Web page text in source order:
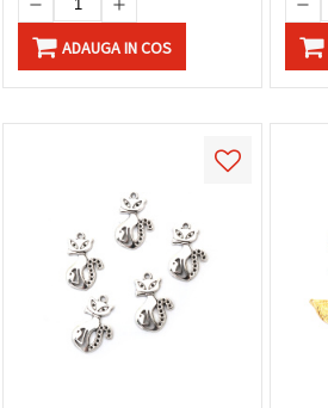
ADAUGA IN COS